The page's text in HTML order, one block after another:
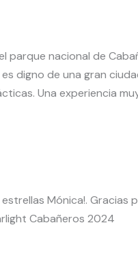
nacional de
digno de una gran
Una experiencia
Mónica!.
Cabañeros 2024